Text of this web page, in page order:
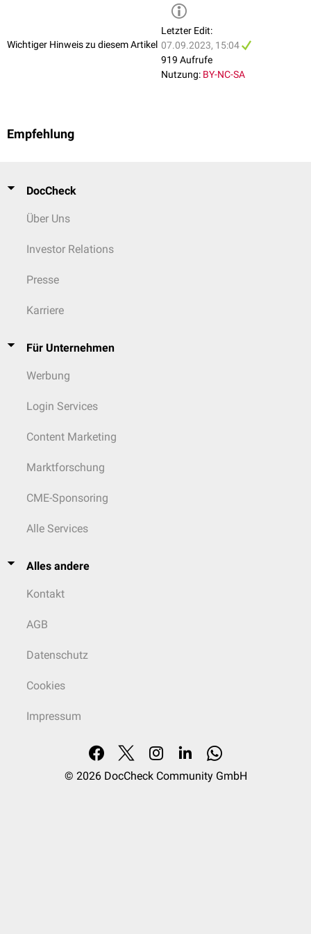
Wichtiger Hinweis zu diesem Artikel
Letzter Edit:
07.09.2023, 15:04
919 Aufrufe
Nutzung: BY-NC-SA
Empfehlung
DocCheck
Über Uns
Investor Relations
Presse
Karriere
Für Unternehmen
Werbung
Login Services
Content Marketing
Marktforschung
CME-Sponsoring
Alle Services
Alles andere
Kontakt
AGB
Datenschutz
Cookies
Impressum
© 2026 DocCheck Community GmbH